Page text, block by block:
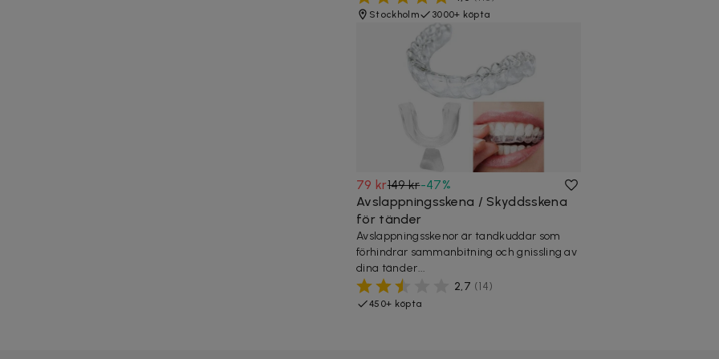
Stockholm 3000+ köpta
79 kr149 kr-47%
Avslappningsskena / Skyddsskena
för tänder
Avslappningsskenor är tandkuddar som
förhindrar sammanbitning och gnissling av
dina tänder...
2,7 (14)
450+ köpta